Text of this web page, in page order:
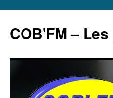
contenu
COB'FM –